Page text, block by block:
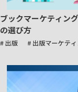
ブックマーケティン
の選び方
# 出版 # 出版マーケテ